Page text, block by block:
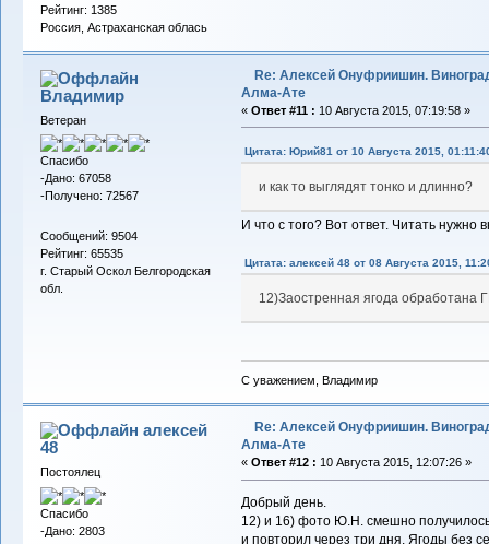
Рейтинг: 1385
Россия, Астраханская облась
Владимиp
Ветеран
Спасибо
-Дано: 67058
-Получено: 72567
Сообщений: 9504
Рейтинг: 65535
г. Старый Оскол Белгородская
обл.
Re: Алексей Онуфриишин.
Алма-Ате
« Ответ #11 : 10 Августа 2015, 07:19:58 »
Цитата: Юрий81 от 10 Августа 2015,
и как то выглядят тонко и длинно?
И что с того? Вот ответ. Читать нужно
Цитата: алексей 48 от 08 Августа 2015,
12)Заостренная ягода обработана
С уважением, Владимир
алексей
48
Постоялец
Спасибо
-Дано: 2803
Re: Алексей Онуфриишин.
Алма-Ате
« Ответ #12 : 10 Августа 2015, 12:07:26 »
Добрый день.
12) и 16) фото Ю.Н. смешно
и повторил через три дня. Ягоды без